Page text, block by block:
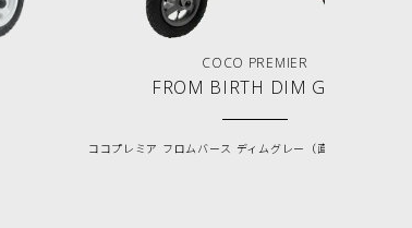
COCO PREMIER
FROM BIRTH DIM GREY
ココプレミア フロムバース ディムグレー（直営店限定カラ